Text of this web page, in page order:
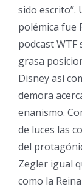
sido escrito”.
polémica fue
podcast
grasa
Disney así­
demora
enanismo.
de luces las
del
Zegler igual
como la